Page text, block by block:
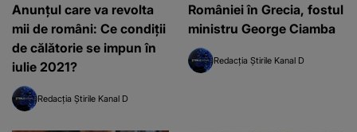
Anunţul care va revolta
mii de români: Ce condiţii
de călătorie se impun în
iulie 2021?
Redacția Știrile Kanal D
României în Grecia, fostul
ministru George Ciamba
Redacția Știrile Kanal D